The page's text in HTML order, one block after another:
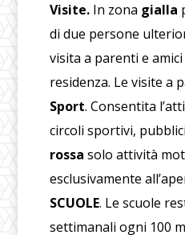
Visite. In zona gialla
di due persone
visita a parenti e
residenza. Le visite a
Sport. Consentita
circoli sportivi,
rossa solo attività
esclusivamente
SCUOLE. Le scuole
settimanali ogni 100